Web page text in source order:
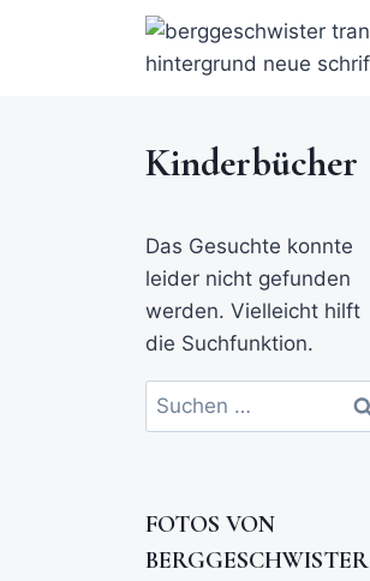
Kinderbücher
Das Gesuchte konnte
leider nicht gefunden
werden. Vielleicht hilft
die Suchfunktion.
FOTOS VON
BERGGESCHWISTER